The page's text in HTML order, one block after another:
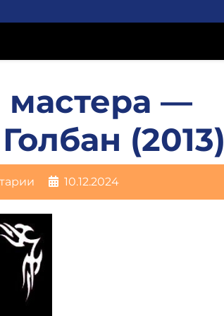
мастера —
(2013)
10.12.2024